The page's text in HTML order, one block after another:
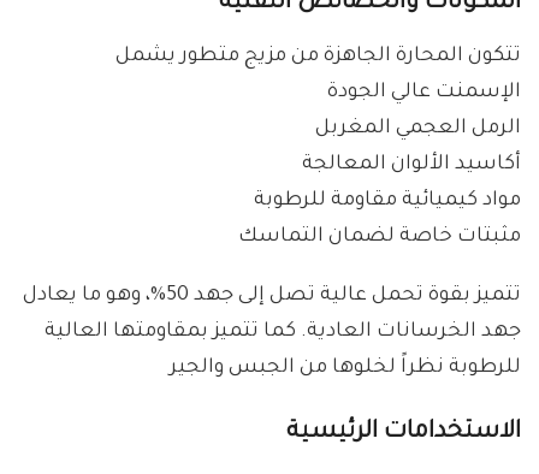
تتكون المحارة الجاهزة من مزيج متطور يشمل
الإسمنت عالي الجودة
الرمل العجمي المغربل
أكاسيد الألوان المعالجة
مواد كيميائية مقاومة للرطوبة
مثبتات خاصة لضمان التماسك
تتميز بقوة تحمل عالية تصل إلى جهد 50%، وهو ما يعادل
جهد الخرسانات العادية. كما تتميز بمقاومتها العالية
للرطوبة نظراً لخلوها من الجبس والجير
الاستخدامات الرئيسية